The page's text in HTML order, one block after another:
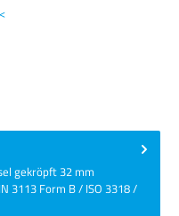
gekröpft 32 mm
3113 Form B / ISO 3318 /